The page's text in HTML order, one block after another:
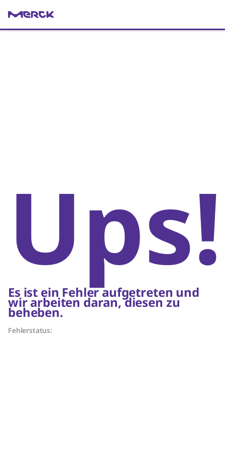
Ups!
Es ist ein Fehler aufgetreten und
wir arbeiten daran, diesen zu
beheben.
Fehlerstatus: